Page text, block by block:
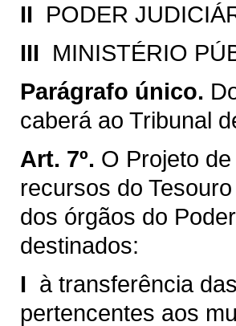
II  PODER
III  MINISTÉRIO
Parágrafo único.
caberá ao Tribunal
Art. 7º. O Projeto
recursos do
dos órgãos do
destinados:
I  à transferência
pertencentes aos